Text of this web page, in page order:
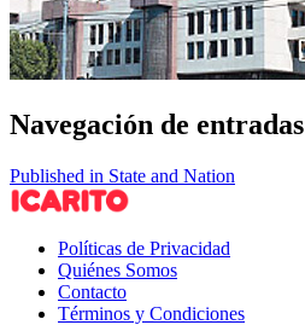
Navegación de entradas
Published in State and Nation
Políticas de Privacidad
Quiénes Somos
Contacto
Términos y Condiciones